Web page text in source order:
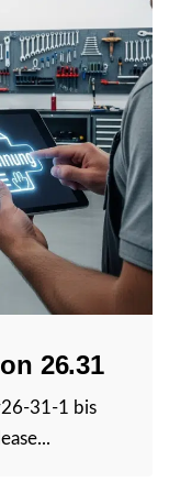
26.31
31-1 bis